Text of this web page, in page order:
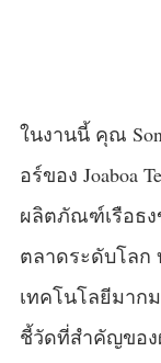
ในงานนี้ คุณ
อร์ของ Joaboa
ผลิตภัณฑ์เรือธง
ตลาดระดับโลก
เทคโนโลยีมาก
ชี้วัดที่สำคัญขอ